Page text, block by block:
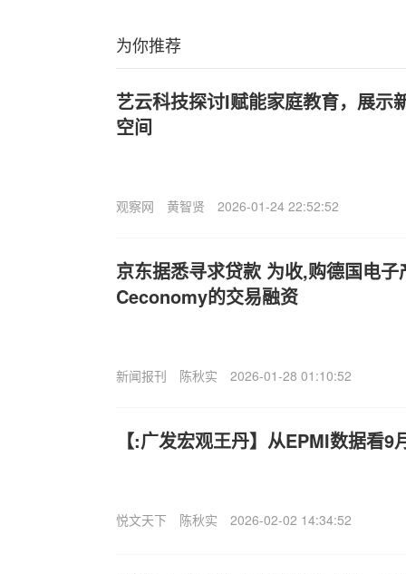
为你推荐
艺云科技探讨I赋能家庭教育，展示
空间
观察网 黄智贤 2026-01-24 22:52:52
京东据悉寻求贷款 为收,购德国电
Ceconomy的交易融资
新闻报刊 陈秋实 2026-01-28 01:10:52
【:广发宏观王丹】从EPMI数据看9
悦文天下 陈秋实 2026-02-02 14:34:52